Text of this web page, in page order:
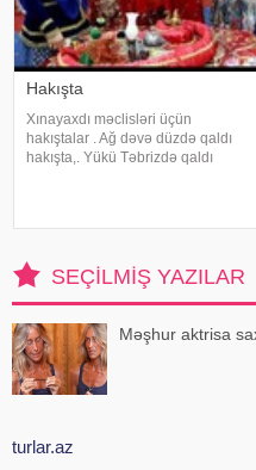
Hakışta
Xınayaxdı məclisləri üçün
hakıştalar . Ağ dəvə düzdə qaldı
hakışta,. Yükü Təbrizdə qaldı
SEÇILMIŞ YAZILAR
Məşhur aktrisa
turlar.az